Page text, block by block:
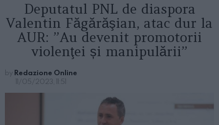
Deputatul PNL de diaspora
Valentin Făgărăşian, atac dur la
AUR: ”Au devenit promotorii
violenţei și manipulării”
by Redazione Online
11/05/2023, 11:51